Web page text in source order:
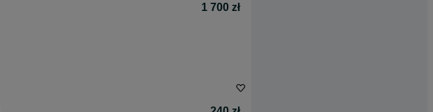
1 700 zł